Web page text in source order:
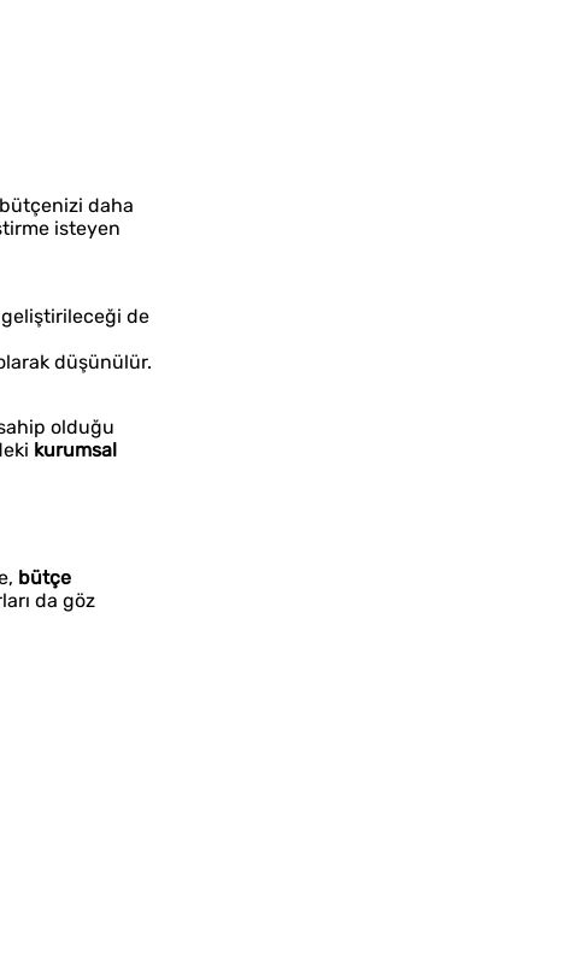
daha
isteyen
geliştirileceği de
düşünülür.
olduğu
kurumsal
bütçe
da göz